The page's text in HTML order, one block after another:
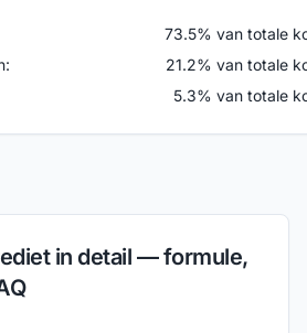
73.5% van totale
: 21.2% van totale
5.3% van totale
in detail — formule,